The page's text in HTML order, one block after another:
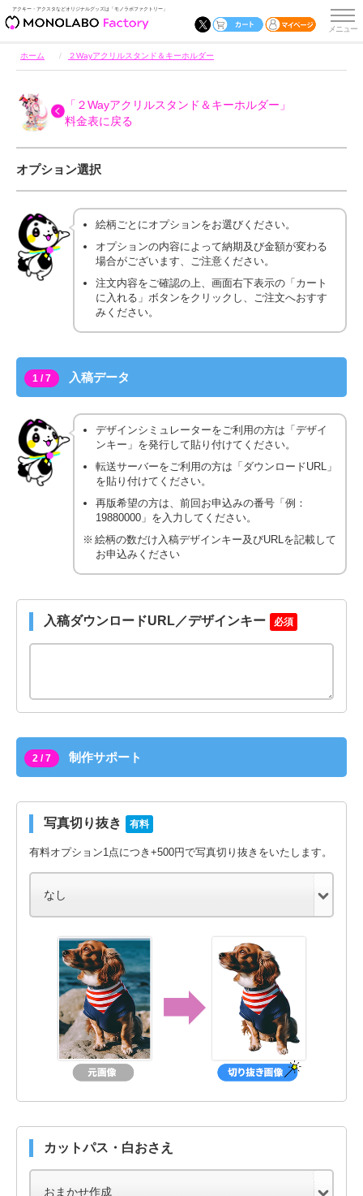
アクキー・アクスタなどオリジナルグッズは「モノラボファクトリー」
ホーム ２Wayアクリルスタンド＆キーホルダー
「２Wayアクリルスタンド＆キーホルダー」
料金表に戻る
オプション選択
絵柄ごとにオプションをお選びください。
オプションの内容によって納期及び金額が変わる
場合がございます、ご注意ください。
注文内容をご確認の上、画面右下表示の「カート
に入れる」ボタンをクリックし、ご注文へおすす
みください。
1 / 7 入稿データ
デザインシミュレーターをご利用の方は「デザイ
ンキー」を発行して貼り付けてください。
転送サーバーをご利用の方は「ダウンロードURL」
を貼り付けてください。
再版希望の方は、前回お申込みの番号「例：
19880000」を入力してください。
絵柄の数だけ入稿デザインキー及びURLを記載して
お申込みください
入稿ダウンロードURL／デザインキー 必須
2 / 7 制作サポート
写真切り抜き 有料
有料オプション1点につき+500円で写真切り抜きをいたします。
カットパス・白おさえ